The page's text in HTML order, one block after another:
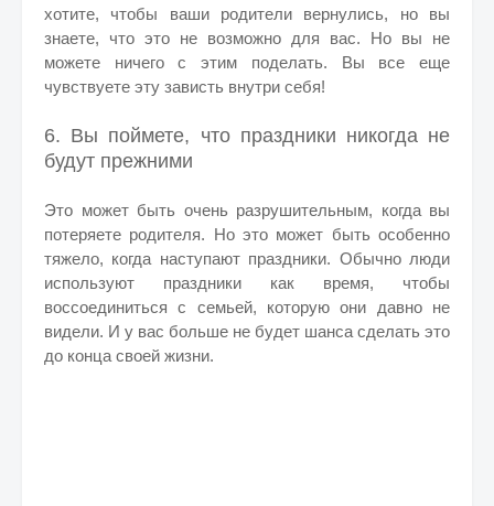
хотите, чтобы ваши родители вернулись, но вы
знаете, что это не возможно для вас. Но вы не
можете ничего с этим поделать. Вы все еще
чувствуете эту зависть внутри себя!
6. Вы поймете, что праздники никогда не
будут прежними
Это может быть очень разрушительным, когда вы
потеряете родителя. Но это может быть особенно
тяжело, когда наступают праздники. Обычно люди
используют праздники как время, чтобы
воссоединиться с семьей, которую они давно не
видели. И у вас больше не будет шанса сделать это
до конца своей жизни.